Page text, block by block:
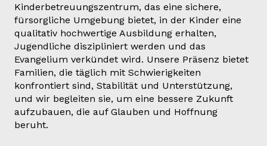
Kinderbetreuungszentrum, das eine sichere,
fürsorgliche Umgebung bietet, in der Kinder eine
qualitativ hochwertige Ausbildung erhalten,
Jugendliche diszipliniert werden und das
Evangelium verkündet wird. Unsere Präsenz bietet
Familien, die täglich mit Schwierigkeiten
konfrontiert sind, Stabilität und Unterstützung,
und wir begleiten sie, um eine bessere Zukunft
aufzubauen, die auf Glauben und Hoffnung
beruht.